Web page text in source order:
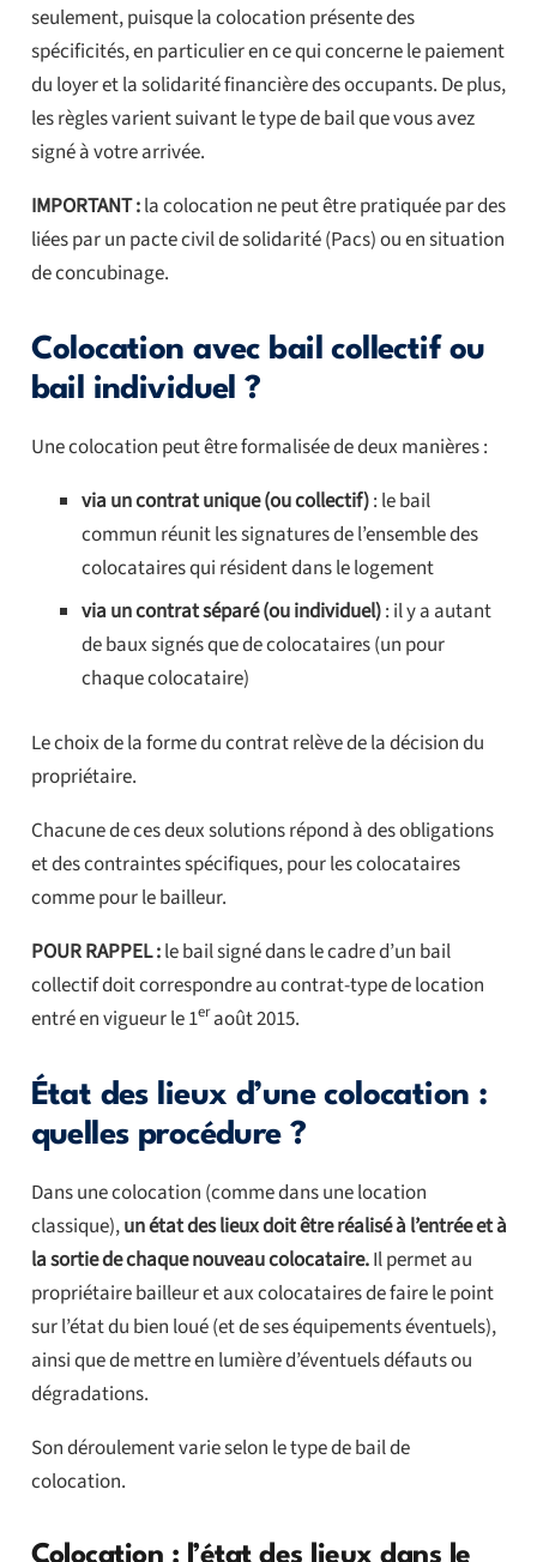
seulement, puisque la colocation présente des
spécificités, en particulier en ce qui concerne le paiement
du loyer et la solidarité financière des occupants. De plus,
les règles varient suivant le type de bail que vous avez
signé à votre arrivée.
IMPORTANT :la colocation ne peut être pratiquée par des
liées par un pacte civil de solidarité (Pacs) ou en situation
de concubinage.
Colocation avec bail collectif ou
bail individuel ?
Une colocation peut être formalisée de deux manières :
via un contrat unique (ou collectif): le bail
commun réunit les signatures de l’ensemble des
colocataires qui résident dans le logement
via un contrat séparé (ou individuel): il y a autant
de baux signés que de colocataires (un pour
chaque colocataire)
Le choix de la forme du contrat relève de la décision du
propriétaire.
Chacune de ces deux solutions répond à des obligations
et des contraintes spécifiques, pour les colocataires
comme pour le bailleur.
POUR RAPPEL :le bail signé dans le cadre d’un bail
collectif doit correspondre au contrat-type de location
entré en vigueur le 1eraoût 2015.
État des lieux d’une colocation :
quelles procédure ?
Dans une colocation (comme dans une location
classique),un état des lieux doit être réalisé à l’entrée et à
la sortie de chaque nouveau colocataire.Il permet au
propriétaire bailleur et aux colocataires de faire le point
sur l’état du bien loué (et de ses équipements éventuels),
ainsi que de mettre en lumière d’éventuels défauts ou
dégradations.
Son déroulement varie selon le type de bail de
colocation.
Colocation : l’état des lieux dans le